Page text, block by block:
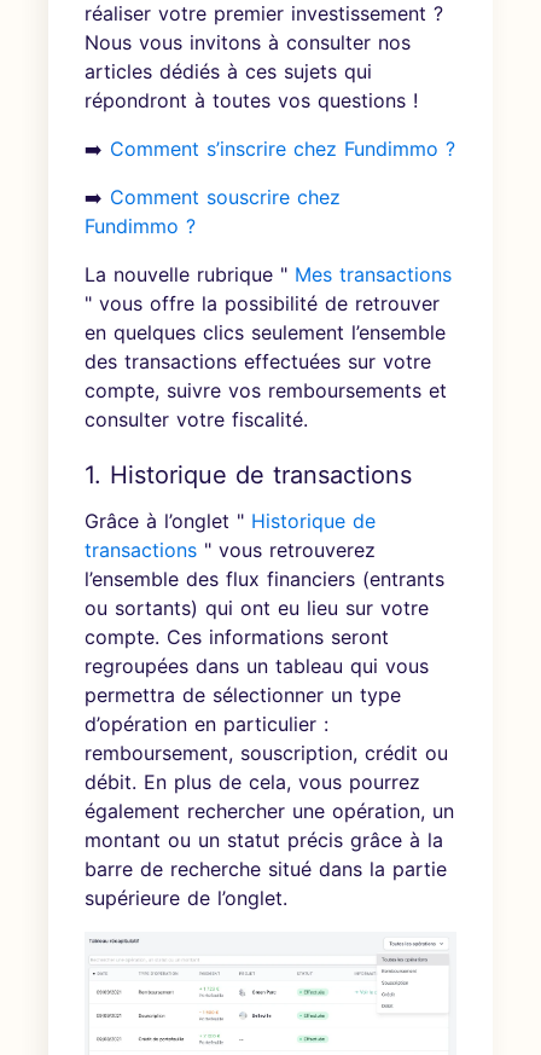
réaliser votre premier investissement ?
Nous vous invitons à consulter nos
articles dédiés à ces sujets qui
répondront à toutes vos questions !
➡️ Comment s’inscrire chez Fundimmo ?
➡️ Comment souscrire chez
Fundimmo ?
La nouvelle rubrique " Mes transactions
" vous offre la possibilité de retrouver
en quelques clics seulement l’ensemble
des transactions effectuées sur votre
compte, suivre vos remboursements et
consulter votre fiscalité.
1. Historique de transactions
Grâce à l’onglet " Historique de
transactions " vous retrouverez
l’ensemble des flux financiers (entrants
ou sortants) qui ont eu lieu sur votre
compte. Ces informations seront
regroupées dans un tableau qui vous
permettra de sélectionner un type
d’opération en particulier :
remboursement, souscription, crédit ou
débit. En plus de cela, vous pourrez
également rechercher une opération, un
montant ou un statut précis grâce à la
barre de recherche situé dans la partie
supérieure de l’onglet.